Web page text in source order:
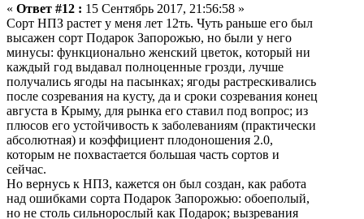
« Ответ #12 : 15 Сентябрь 2017, 21:56:58 »
Сорт НПЗ растет у меня лет 12ть. Чуть раньше его был
высажен сорт Подарок Запорожью, но были у него
минусы: функционально женский цветок, который ни
каждый год выдавал полноценные грозди, лучше
получались ягоды на пасынках; ягоды растрескивались
после созревания на кусту, да и сроки созревания конец
августа в Крыму, для рынка его ставил под вопрос; из
плюсов его устойчивость к заболеваниям (практически
абсолютная) и коэффициент плодоношения 2.0,
которым не похвастается большая часть сортов и
сейчас.
Но вернусь к НПЗ, кажется он был создан, как работа
над ошибками сорта Подарок Запорожью: обоеполый,
но не столь сильнорослый как Подарок; вызревания